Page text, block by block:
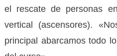
el rescate de personas
vertical (ascensores).
principal abarcamos todo